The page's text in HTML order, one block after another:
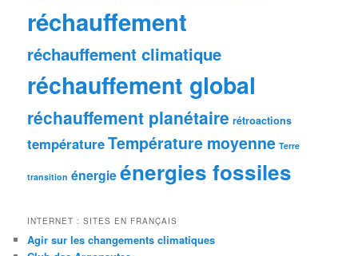
réchauffement
réchauffement climatique
réchauffement global
réchauffement planétaire rétroactions
températureTempérature moyenne Terre
transition énergieénergies fossiles
INTERNET : SITES EN FRANÇAIS
Agir sur les changements climatiques